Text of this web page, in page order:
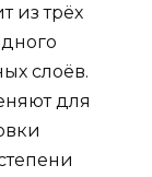
из трёх
слоёв.
для